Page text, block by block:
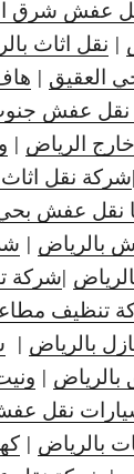
عفش شرق
| نقل اثاث بالرياض
العقيق |
نقل عفش
الرياض |
|شركة نقل
نقل عفش
بالرياض |
|شركة
تنظيف
بالرياض |
بالرياض |
نقل
بالرياض |